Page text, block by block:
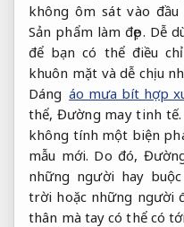
không ôm sát vào đầu
Sản phẩm làm đẹp. Dễ
để bạn có thể điều
khuôn mặt và dễ chịu
Dáng áo mưa bít hợp
thể,Đường may tinh tế.
không tính một biện
mẫu mới. Do đó,
những người hay
trời hoặc những người
thân mà tay có thể có